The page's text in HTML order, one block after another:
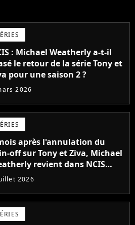
: Michael Weatherly a-t-il
le retour de la série Tony et
pour une saison 2 ?
2026
après l'annulation du
off sur Tony et Ziva, Michael
revient dans NCIS
un rôle dans la saison 24
2026